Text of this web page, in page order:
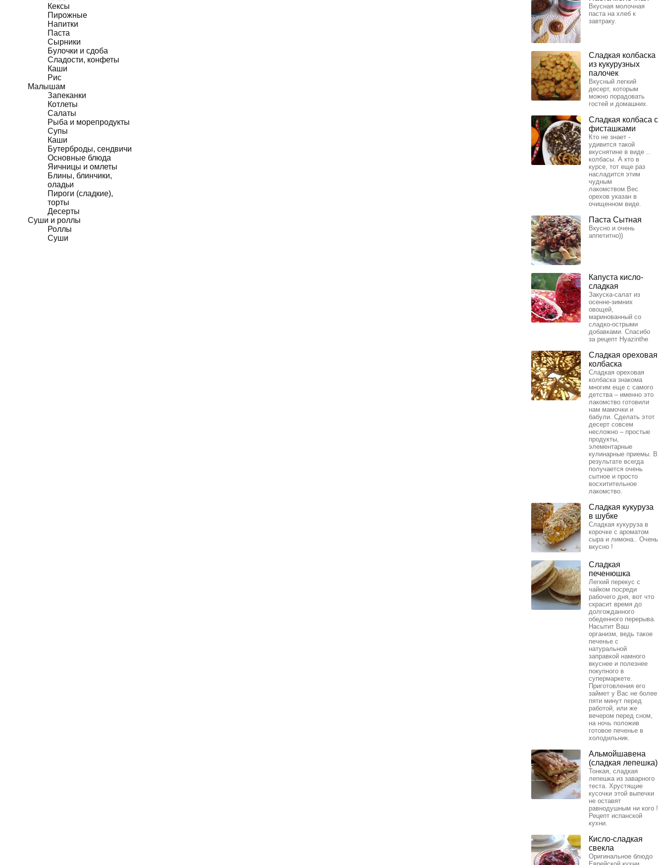
Кексы
Пирожные
Напитки
Паста
Сырники
Булочки и сдоба
Сладости, конфеты
Каши
Рис
Малышам
Запеканки
Котлеты
Салаты
Рыба и морепродукты
Супы
Каши
Бутерброды, сендвичи
Основные блюда
Яичницы и омлеты
Блины, блинчики,
оладьи
Пироги (сладкие),
торты
Десерты
Суши и роллы
Роллы
Суши
Вкусная молочная
паста на хлеб к
завтраку.
Сладкая колбаска
из кукурузных
палочек
Вкусный легкий
десерт, которым
можно порадовать
гостей и домашних.
Сладкая колбаса с
фисташками
Кто не знает -
удивится такой
вкуснятине в виде ..
колбасы. А кто в
курсе, тот еще раз
насладится этим
чудным
лакомством.Вес
орехов указан в
очищенном виде.
Паста Сытная
Вкусно и очень
аппетитно))
Капуста кисло-
сладкая
Закуска-салат из
осенне-зимних
овощей,
маринованный со
сладко-острыми
добавками. Спасибо
за рецепт Hyazinthe
Сладкая ореховая
колбаска
Сладкая ореховая
колбаска знакома
многим еще с самого
детства – именно это
лакомство готовили
нам мамочки и
бабули. Сделать этот
десерт совсем
несложно – простые
продукты,
элементарные
кулинарные приемы. В
результате всегда
получается очень
сытное и просто
восхитительное
лакомство.
Сладкая кукуруза
в шубке
Сладкая кукуруза в
корочке с ароматом
сыра и лимона.. Очень
вкусно !
Сладкая
печенюшка
Легкий перекус с
чайком посреди
рабочего дня, вот что
скрасит время до
долгожданного
обеденного перерыва.
Насытит Ваш
организм, ведь такое
печенье с
натуральной
заправкой намного
вкуснее и полезнее
покупного в
супермаркете.
Приготовления его
займет у Вас не более
пяти минут перед
работой, или же
вечером перед сном,
на ночь положив
готовое печенье в
холодильник.
Альмойшавена
(сладкая лепешка)
Тонкая, сладкая
лепешка из заварного
теста. Хрустящие
кусочки этой выпечки
не оставят
равнодушным ни кого !
Рецепт испанской
кухни.
Кисло-сладкая
свекла
Оригинальное блюдо